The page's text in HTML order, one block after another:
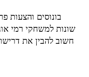
בונוסים והצעות
שונות למשחקי רמי
חשוב להבין את